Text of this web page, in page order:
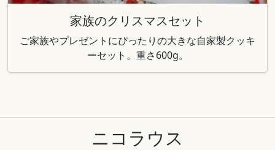
家族のクリスマスセット
ご家族やプレゼントにぴったりの大きな自家製クッキ
ーセット。重さ600g。
ニコラウス